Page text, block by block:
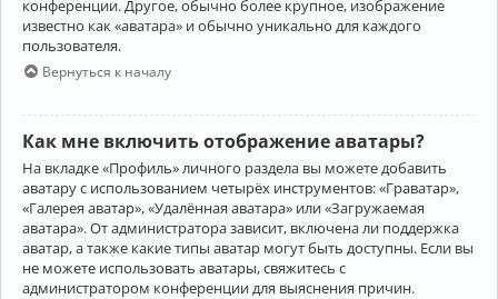
конференции. Другое, обычно более крупное, изображение
известно как «аватара» и обычно уникально для каждого
пользователя.
Вернуться к началу
Как мне включить отображение аватары?
На вкладке «Профиль» личного раздела вы можете добавить
аватару с использованием четырёх инструментов: «Граватар»,
«Галерея аватар», «Удалённая аватара» или «Загружаемая
аватара». От администратора зависит, включена ли поддержка
аватар, а также какие типы аватар могут быть доступны. Если вы
не можете использовать аватары, свяжитесь с
администратором конференции для выяснения причин.